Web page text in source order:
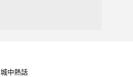
城中熱話